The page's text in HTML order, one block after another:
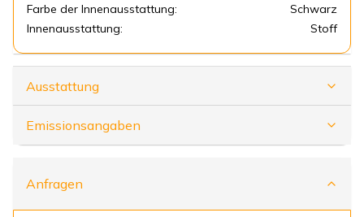
Farbe der Innenausstattung:
Schwarz
Innenausstattung:
Stoff
Ausstattung
Emissionsangaben
Anfragen